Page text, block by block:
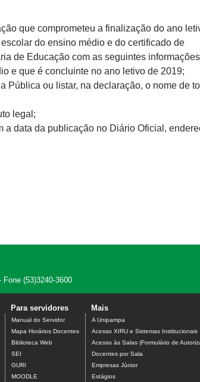
que comprometeu a finalização do ano
do ensino médio e do certificado de
de Educação com as seguintes
e que é concluinte no ano letivo de 2019;
Pública ou listar, na declaração, o nome de
legal;
a data da publicação no Diário Oficial,
(53)3240-3600
Para servidores
Manual do Servidor
Mapa Horários Docentes
Biblioteca Web
SEI
GURI
MOODLE
Mais
A Unipampa
Acesso XIRU e Sistemas Institucionais
Acesso às Salas (Formulário de
Docentes por Sala
Empresas Júnior
Estágios